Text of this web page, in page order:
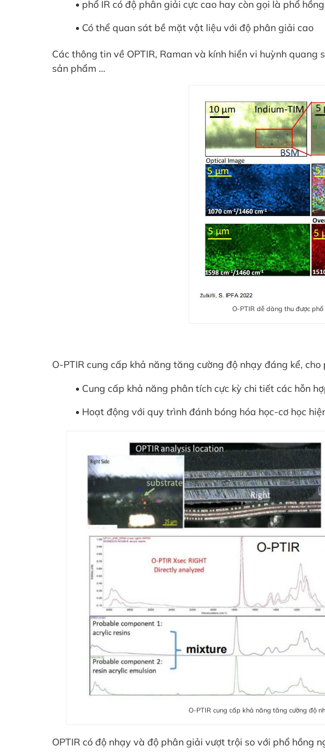
phổ IR có độ phân giải cực cao hay còn gọi là phổ
Có thể quan sát bề mặt vật liệu với độ phân giải cao
Các thông tin về OPTIR, Raman và kính hiển vi huỳnh
sản phẩm …
O-PTIR dễ dàng thu được
O-PTIR cung cấp khả năng tăng cường độ nhạy đáng kể,
Cung cấp khả năng phân tích cực kỳ chi tiết các hỗn
Hoạt động với quy trình đánh bóng hóa học-cơ học
O-PTIR cung cấp khả năng tăng cường độ
OPTIR có độ nhạy và độ phân giải vượt trội so với phổ hồng